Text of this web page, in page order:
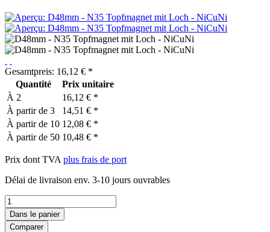
Gesamtpreis: 16,12 € *
Quantité
Prix unitaire
À 2
16,12 € *
À partir de 3
14,51 € *
À partir de 10 12,08 € *
À partir de 50 10,48 € *
Prix dont TVA plus frais de port
Délai de livraison env. 3-10 jours ouvrables
Dans le panier
Comparer